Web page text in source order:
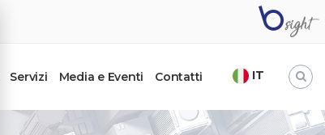
Servizi Media e Eventi Contatti IT